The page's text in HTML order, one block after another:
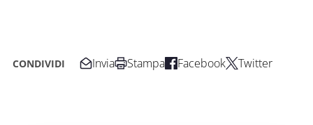
CONDIVIDI Invia Stampa Facebook Twitter